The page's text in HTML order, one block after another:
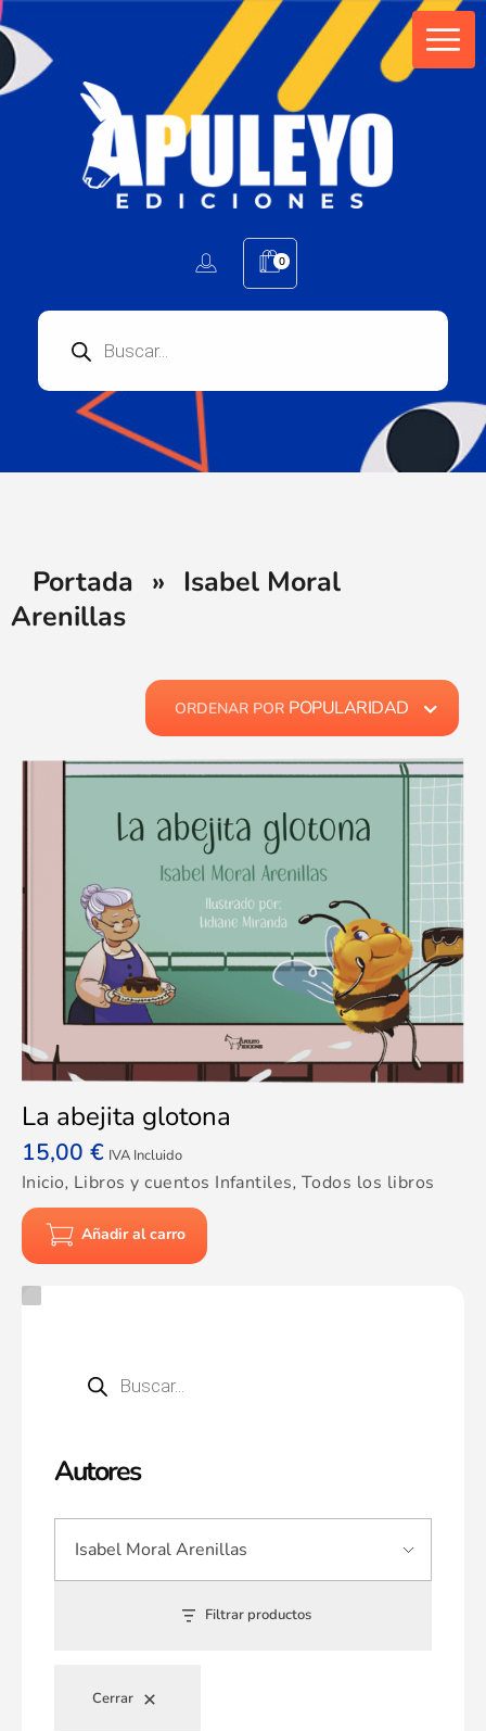
0
Portada » Isabel Moral
Arenillas
Autores
Filtrar productos
Cerrar
ORDENAR POR POPULARIDAD
La abejita glotona
15,00 € IVA Incluido
Inicio, Libros y cuentos Infantiles, Todos los libros
Añadir al carro